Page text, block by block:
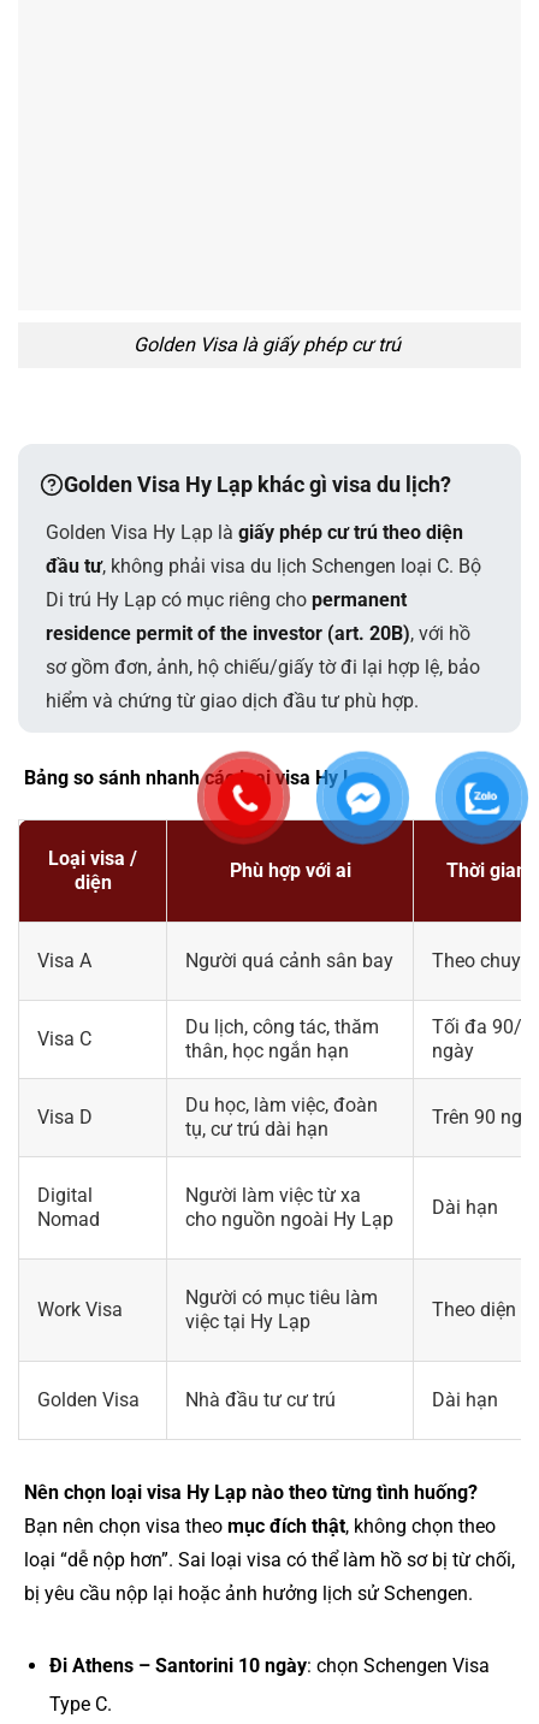
Golden Visa là giấy phép cư trú
Golden Visa Hy Lạp khác gì visa du lịch?
Golden Visa Hy Lạp là giấy phép cư trú theo diện
đầu tư, không phải visa du lịch Schengen loại C. Bộ
Di trú Hy Lạp có mục riêng cho permanent
residence permit of the investor (art. 20B), với hồ
sơ gồm đơn, ảnh, hộ chiếu/giấy tờ đi lại hợp lệ, bảo
hiểm và chứng từ giao dịch đầu tư phù hợp.
Bảng so sánh nhanh các loại visa Hy Lạp
Loại visa /
diện
Phù hợp với ai Thời gian
Visa A Người quá cảnh sân bay Theo
Visa C
Du lịch, công tác, thăm
thân, học ngắn hạn
Tối đa 90/
ngày
Visa D
Du học, làm việc, đoàn
tụ, cư trú dài hạn
Trên 90
Digital
Nomad
Người làm việc từ xa
cho nguồn ngoài Hy Lạp
Dài hạn
Work Visa
Người có mục tiêu làm
việc tại Hy Lạp
Theo diện
Golden Visa Nhà đầu tư cư trú Dài hạn
Nên chọn loại visa Hy Lạp nào theo từng tình huống?
Bạn nên chọn visa theo mục đích thật, không chọn theo
loại “dễ nộp hơn”. Sai loại visa có thể làm hồ sơ bị từ chối,
bị yêu cầu nộp lại hoặc ảnh hưởng lịch sử Schengen.
Đi Athens – Santorini 10 ngày: chọn Schengen Visa
Type C.